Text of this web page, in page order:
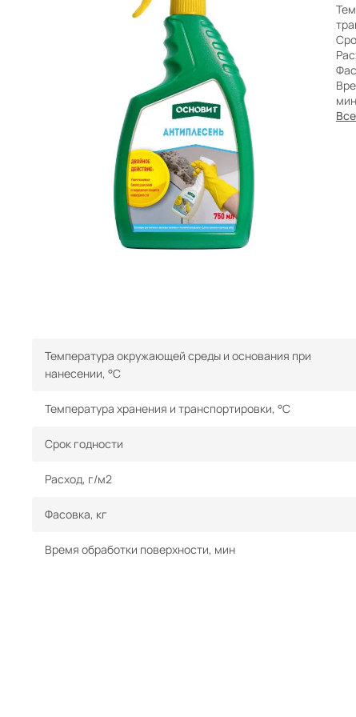
Бренды
мин
Температура окружающей среды и основания при
нанесении, °С
Температура хранения и транспортировки, °С
Срок годности
Расход, г/м2
Фасовка, кг
Время обработки поверхности, мин